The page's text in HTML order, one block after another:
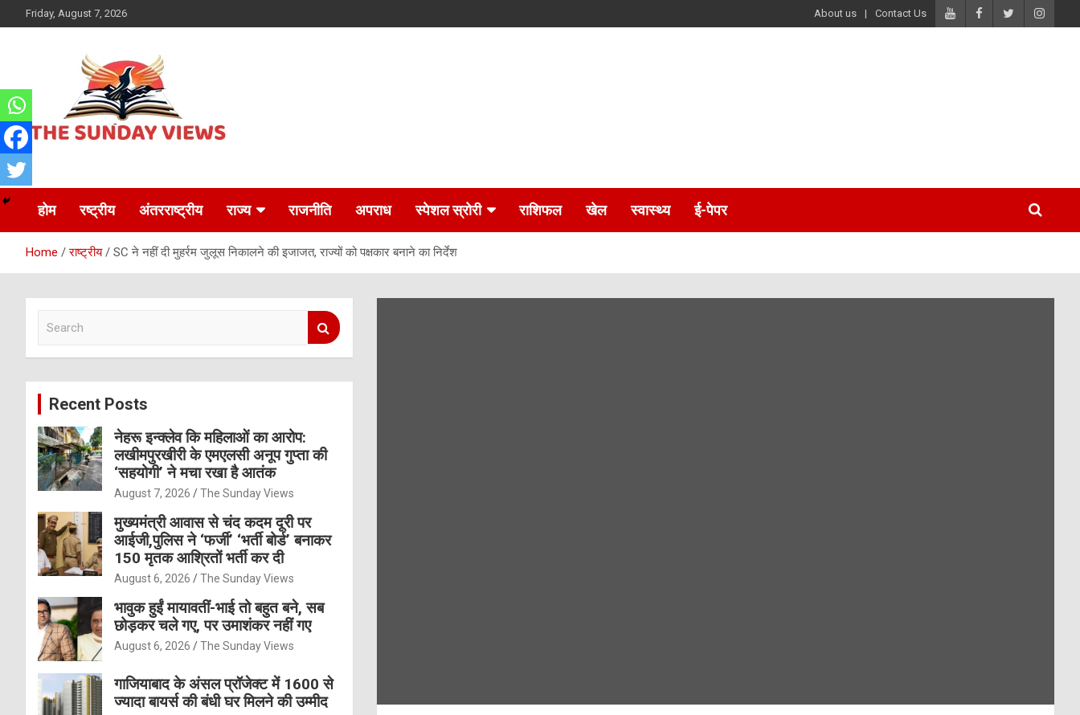
to
Friday, August 7, 2026 About us Contact Us
The Sunday views
होम रष्ट्रीय अंतरराष्ट्रीय राज्य राजनीति अपराध स्पेशल स्रोरी राशिफल खेल स्वास्थ्य ई-पेपर
Home राष्ट्रीय SC ने नहीं दी मुहर्रम जुलूस निकालने की इजाजत, राज्यों को पक्षकार बनाने का निर्देश
c
Recent Posts
नेहरू इन्क्लेव कि महिलाओं का आरोप:
लखीमपुरखीरी के एमएलसी अनूप गुप्ता की
‘सहयोगी’ ने मचा रखा है आतंक
August 7, 2026 The Sunday Views
मुख्यमंत्री आवास से चंद कदम दूरी पर
आईजी,पुलिस ने ‘फर्जी’ ‘भर्ती बोर्ड’ बनाकर
150 मृतक आश्रितों भर्ती कर दी
August 6, 2026 The Sunday Views
भावुक हुईं मायावतीं-भाई तो बहुत बने, सब
छोड़कर चले गए, पर उमाशंकर नहीं गए
August 6, 2026 The Sunday Views
गाजियाबाद के अंसल प्रॉजेक्ट में 1600 से
ज्यादा बायर्स की बंधी घर मिलने की उम्मीद